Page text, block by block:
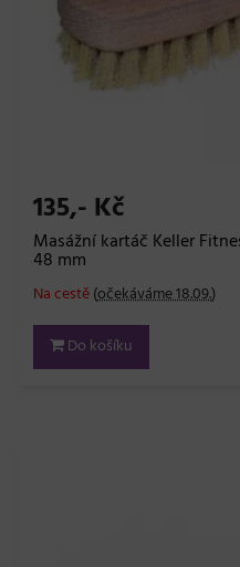
135,- Kč
Masážní kartáč Keller
48 mm
Na cestě(očekáváme 18.09.)
Do košíku